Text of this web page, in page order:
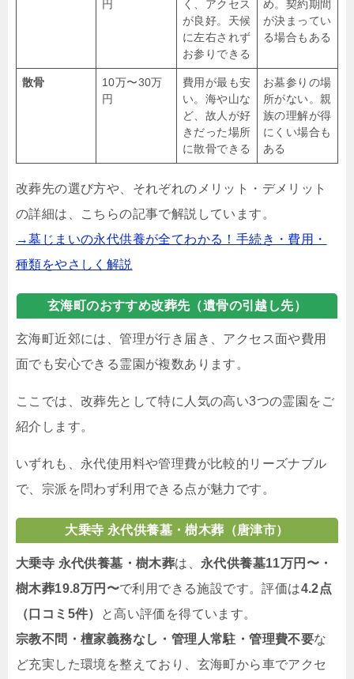
円
く、アクセス
が良好。天候
に左右されず
お参りできる
め。契約期間
が決まってい
る場合もある
散骨
10万〜30万
円
費用が最も安
い。海や山な
ど、故人が好
きだった場所
に散骨できる
お墓参りの場
所がない。親
族の理解が得
にくい場合も
ある
改葬先の選び方や、それぞれのメリット・デメリット
の詳細は、こちらの記事で解説しています。
→墓じまいの永代供養が全てわかる！手続き・費用・
種類をやさしく解説
玄海町のおすすめ改葬先（遺骨の引越し先）
玄海町近郊には、管理が行き届き、アクセス面や費用
面でも安心できる霊園が複数あります。
ここでは、改葬先として特に人気の高い3つの霊園をご
紹介します。
いずれも、永代使用料や管理費が比較的リーズナブル
で、宗派を問わず利用できる点が魅力です。
大乗寺 永代供養墓・樹木葬（唐津市）
大乗寺 永代供養墓・樹木葬は、 永代供養墓11万円〜・
樹木葬19.8万円〜で利用できる施設です。評価は4.2点
（口コミ5件）
と高い評価を得ています。
宗教不問・檀家義務なし・管理人常駐・管理費不要な
ど充実した環境を整えており、玄海町から車でアクセ